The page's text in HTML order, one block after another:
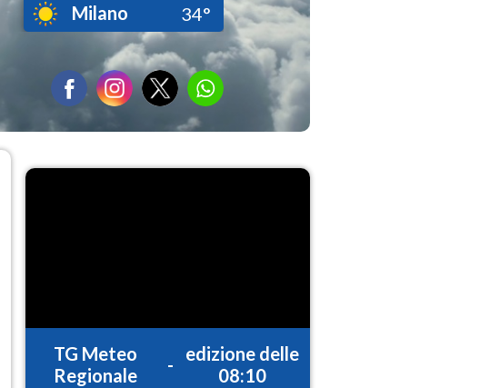
Milano 34°
TG Meteo
Regionale
-
edizione delle
08:10